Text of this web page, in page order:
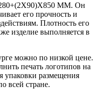
ММ. Он
его прочность и
Плотность его
изделие выполняется в
можно по низкой цене.
печать логотипов на
упаковки размещения
всей стране.